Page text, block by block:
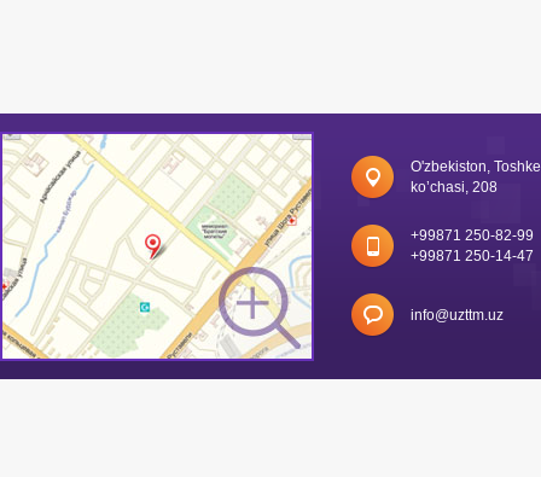
O'zbekiston,
ko’chasi, 208
+99871 250-82-99
+99871 250-14-47
info@uzttm.uz